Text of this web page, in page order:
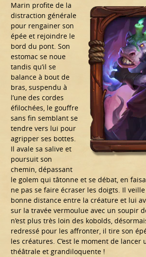
Marin profite de la
distraction générale
pour rengainer son
épée et rejoindre le
bord du pont. Son
estomac se noue
tandis qu’il se
balance à bout de
bras, suspendu à
l’une des cordes
éfilochées, le gouffre
sans fin semblant se
tendre vers lui pour
agripper ses bottes.
Il avale sa salive et
poursuit son
chemin, dépassant
le golem qui tâtonne et se débat, en
ne pas se faire écraser les doigts. Il
bonne distance entre la créature et lui
sur la travée vermoulue avec un soupir
n’est plus très loin des kobolds,
redressé pour les affronter, il tire son
les créatures. C’est le moment de lancer
théâtrale et grandiloquente !